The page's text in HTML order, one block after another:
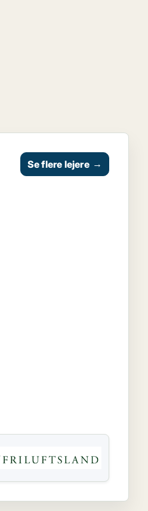
Se flere lejere →